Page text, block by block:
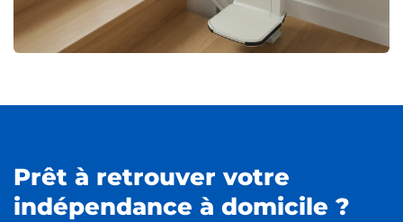
Prêt à retrouver votre
indépendance à domicile ?